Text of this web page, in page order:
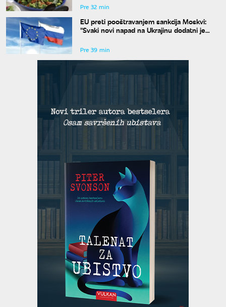
Pre 32 min
EU preti pooštravanjem sankcija Moskvi:
"Svaki novi napad na Ukrajinu dodatni je
Pre 39 min